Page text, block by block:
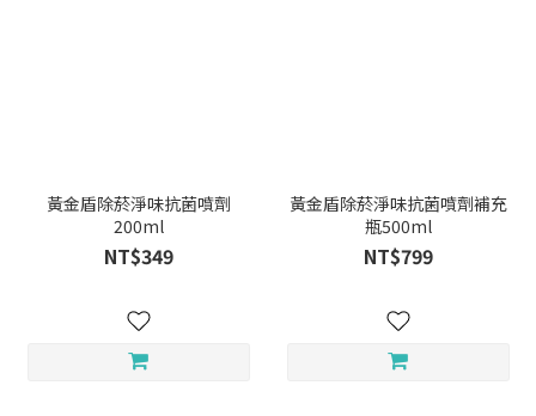
黃金盾除菸淨味抗菌噴劑
200ml
NT$349
黃金盾除菸淨味抗菌噴劑補充
瓶500ml
NT$799